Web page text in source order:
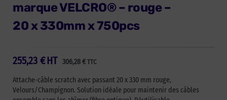
marque VELCRO® – rouge –
20 x 330mm x 750pcs
255,23 € 306,28€ TTC
HT
Attache-câble scratch avec passant 20 x 330 mm rouge,
Velours/Champignon. Solution idéale pour maintenir des câbles